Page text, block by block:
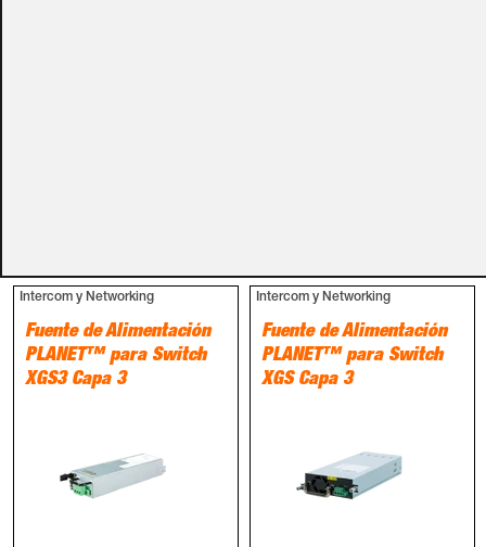
Intercom y Networking
Fuente de Alimentación
PLANET™ para Switch
XGS3 Capa 3
Intercom y Networking
Fuente de Alimentación
PLANET™ para Switch
XGS Capa 3